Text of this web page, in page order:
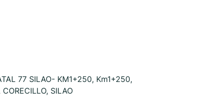
77 SILAO- KM1+250, Km1+250,
SILAO